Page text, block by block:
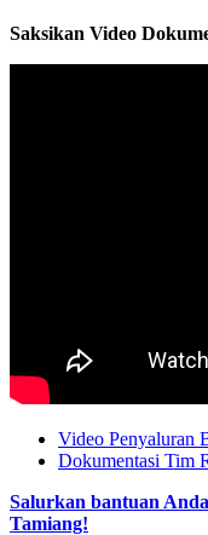
Saksikan Video
Video Penyaluran
Dokumentasi Tim
Salurkan bantuan
Tamiang!